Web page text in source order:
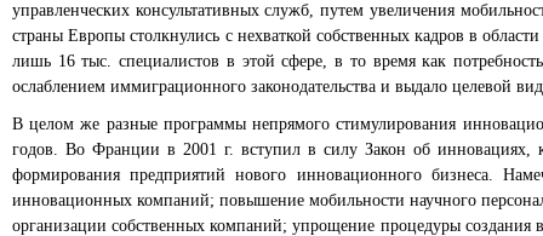
управленческих консультативных служб, путем увеличения
страны Европы столкнулись с нехваткой собственных кадров в
лишь 16 тыс. специалистов в этой сфере, в то время как
ослаблением иммиграционного законодательства и выдало целевой
В целом же разные программы непрямого стимулирования
годов. Во Франции в 2001 г. вступил в силу Закон об инновациях,
формирования предприятий нового инновационного бизнеса.
инновационных компаний; повышение мобильности научного
организации собственных компаний; упрощение процедуры создания